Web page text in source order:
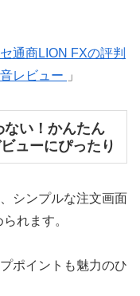
通商LION FXの評判
レビュー
」
い！かんたん
ューにぴったり
シンプルな注文画面
れます。
ポイントも魅力のひ